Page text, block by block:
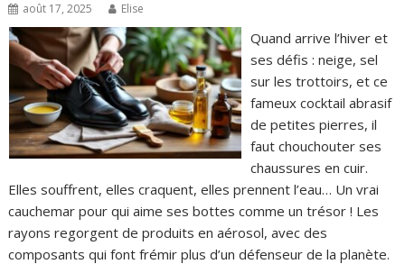
août 17, 2025 Elise
Quand arrive l’hiver et
ses défis : neige, sel
sur les trottoirs, et ce
fameux cocktail abrasif
de petites pierres, il
faut chouchouter ses
chaussures en cuir.
Elles souffrent, elles craquent, elles prennent l’eau… Un vrai
cauchemar pour qui aime ses bottes comme un trésor ! Les
rayons regorgent de produits en aérosol, avec des
composants qui font frémir plus d’un défenseur de la planète.